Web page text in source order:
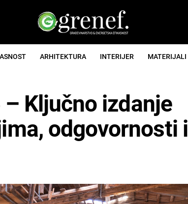
ARHITEKTURA INTERIJER MATERIJALI
– Ključno izdanje
odgovornosti i